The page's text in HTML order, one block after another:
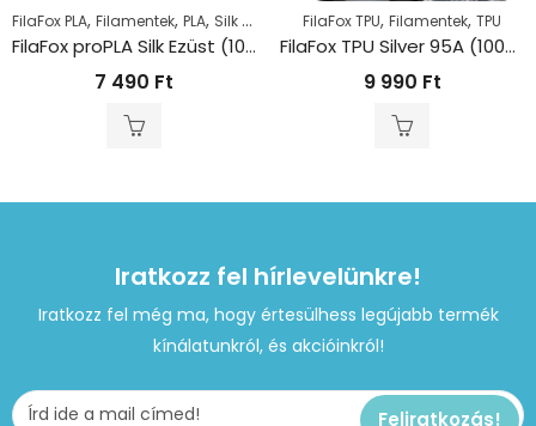
FilaFox PLA, Filamentek, PLA, Silk PLA
FilaFox proPLA Silk Ezüst (1000g / 1,75mm)
7 490 Ft
FilaFox TPU, Filamentek, TPU
FilaFox TPU Silver 95A (1000g / 1,75mm)
9 990 Ft
Iratkozz fel hírlevelünkre!
Iratkozz fel még ma, hogy értesülhess legújabb termék
kínálatunkról, és akcióinkról!